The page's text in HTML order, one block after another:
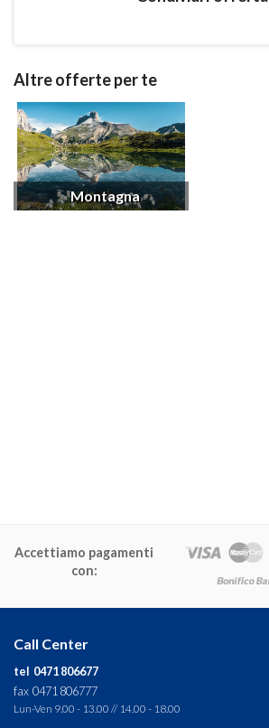
Altre offerte per te
Montagna
Accettiamo pagamenti
con:
Call Center
tel 0471 806677
fax 0471 806777
Lun-Ven 9.00 - 13.00 // 14.00 - 18.00